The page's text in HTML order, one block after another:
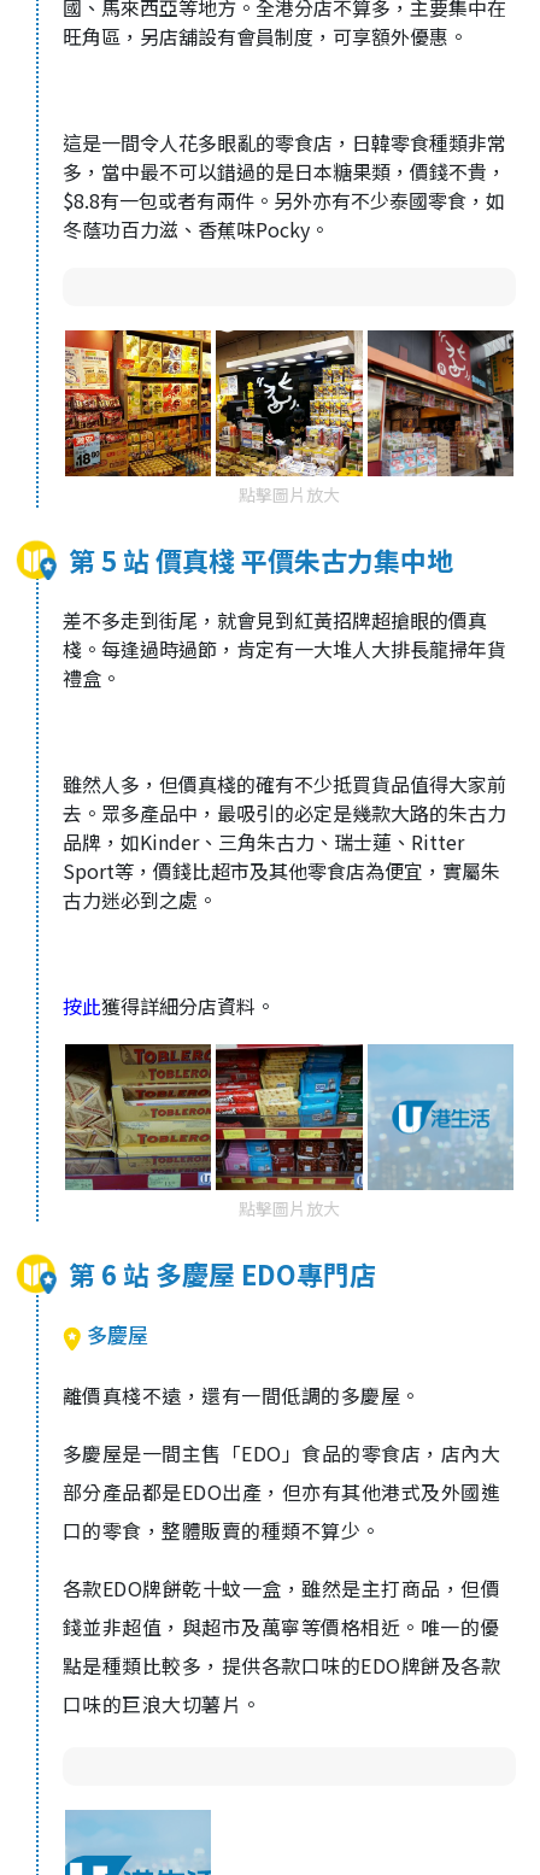
國、馬來西亞等地方。全港分店不算多，主要集中在
旺角區，另店舖設有會員制度，可享額外優惠。
這是一間令人花多眼亂的零食店，日韓零食種類非常
多，當中最不可以錯過的是日本糖果類，價錢不貴，
$8.8有一包或者有兩件。另外亦有不少泰國零食，如
冬蔭功百力滋、香蕉味Pocky。
點擊圖片放大
第 5 站 價真棧 平價朱古力集中地
差不多走到街尾，就會見到紅黃招牌超搶眼的價真
棧。每逢過時過節，肯定有一大堆人大排長龍掃年貨
禮盒。
雖然人多，但價真棧的確有不少抵買貨品值得大家前
去。眾多產品中，最吸引的必定是幾款大路的朱古力
品牌，如Kinder、三角朱古力、瑞士蓮、Ritter
Sport等，價錢比超市及其他零食店為便宜，實屬朱
古力迷必到之處。
按此獲得詳細分店資料。
點擊圖片放大
第 6 站 多慶屋 EDO專門店
多慶屋
離價真棧不遠，還有一間低調的多慶屋。
多慶屋是一間主售「EDO」食品的零食店，店內大
部分產品都是EDO出產，但亦有其他港式及外國進
口的零食，整體販賣的種類不算少。
各款EDO牌餅乾十蚊一盒，雖然是主打商品，但價
錢並非超值，與超市及萬寧等價格相近。唯一的優
點是種類比較多，提供各款口味的EDO牌餅及各款
口味的巨浪大切薯片。